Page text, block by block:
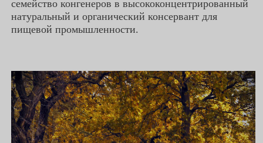
семейство конгенеров в высококонцентрированный
натуральный и органический консервант для
пищевой промышленности.